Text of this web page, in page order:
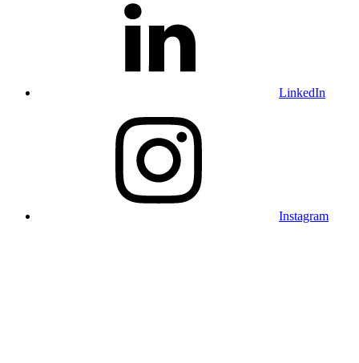
LinkedIn
Instagram